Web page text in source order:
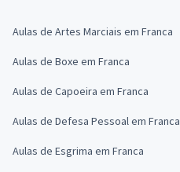
Aulas de Artes Marciais em Franca
Aulas de Boxe em Franca
Aulas de Capoeira em Franca
Aulas de Defesa Pessoal em Franca
Aulas de Esgrima em Franca